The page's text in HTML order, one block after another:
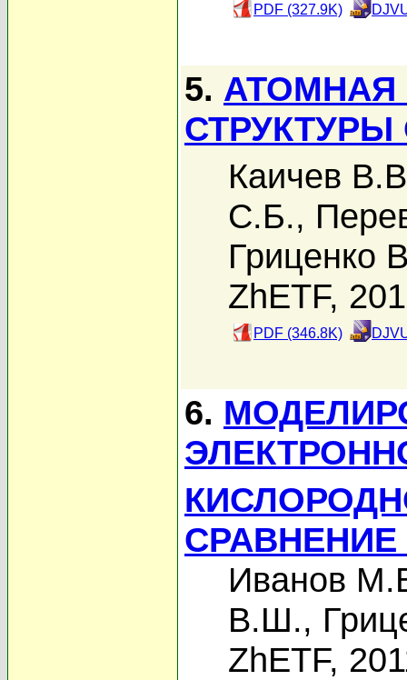
PDF (327.9K)
5. АТОМНАЯ
Каичев
С.Б.,
Гриценко
ZhETF,
PDF (346.8K)
6.
Иванов
В.Ш.,
ZhETF,